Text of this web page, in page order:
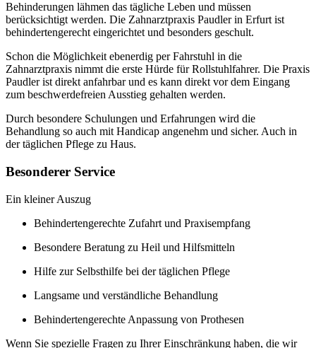
Behinderungen lähmen das tägliche Leben und müssen
berücksichtigt werden. Die Zahnarztpraxis Paudler in Erfurt ist
behindertengerecht eingerichtet und besonders geschult.
Schon die Möglichkeit ebenerdig per Fahrstuhl in die
Zahnarztpraxis nimmt die erste Hürde für Rollstuhlfahrer. Die Praxis
Paudler ist direkt anfahrbar und es kann direkt vor dem Eingang
zum beschwerdefreien Ausstieg gehalten werden.
Durch besondere Schulungen und Erfahrungen wird die
Behandlung so auch mit Handicap angenehm und sicher. Auch in
der täglichen Pflege zu Haus.
Besonderer Service
Ein kleiner Auszug
Behindertengerechte Zufahrt und Praxisempfang
Besondere Beratung zu Heil und Hilfsmitteln
Hilfe zur Selbsthilfe bei der täglichen Pflege
Langsame und verständliche Behandlung
Behindertengerechte Anpassung von Prothesen
Wenn Sie spezielle Fragen zu Ihrer Einschränkung haben, die wir